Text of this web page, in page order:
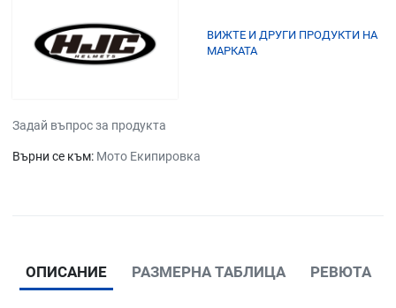
ВИЖТЕ И ДРУГИ ПРОДУКТИ НА
МАРКАТА
Задай въпрос за продукта
Върни се към: Мото Екипировка
ОПИСАНИЕ РАЗМЕРНА ТАБЛИЦА РЕВЮТА